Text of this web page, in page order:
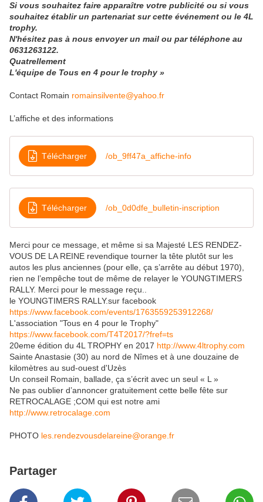
Si vous souhaitez faire apparaître votre publicité ou si vous
souhaitez établir un partenariat sur cette événement ou le 4L
trophy.
N'hésitez pas à nous envoyer un mail ou par téléphone au
0631263122.
Quatrellement
L'équipe de Tous en 4 pour le trophy »
Contact Romain romainsilvente@yahoo.fr
L’affiche et des informations
Télécharger /ob_9ff47a_affiche-info
Télécharger /ob_0d0dfe_bulletin-inscription
Merci pour ce message, et même si sa Majesté LES RENDEZ-
VOUS DE LA REINE revendique tourner la tête plutôt sur les
autos les plus anciennes (pour elle, ça s’arrête au début 1970),
rien ne l’empêche tout de même de relayer le YOUNGTIMERS
RALLY. Merci pour le message reçu..
le YOUNGTIMERS RALLY.sur facebook
https://www.facebook.com/events/1763559253912268/
L'association "Tous en 4 pour le Trophy"
https://www.facebook.com/T4T2017/?fref=ts
20eme édition du 4L TROPHY en 2017 http://www.4ltrophy.com
Sainte Anastasie (30) au nord de Nîmes et à une douzaine de
kilomètres au sud-ouest d'Uzès
Un conseil Romain, ballade, ça s’écrit avec un seul « L »
Ne pas oublier d’annoncer gratuitement cette belle fête sur
RETROCALAGE ;COM qui est notre ami
http://www.retrocalage.com
PHOTO les.rendezvousdelareine@orange.fr
Partager